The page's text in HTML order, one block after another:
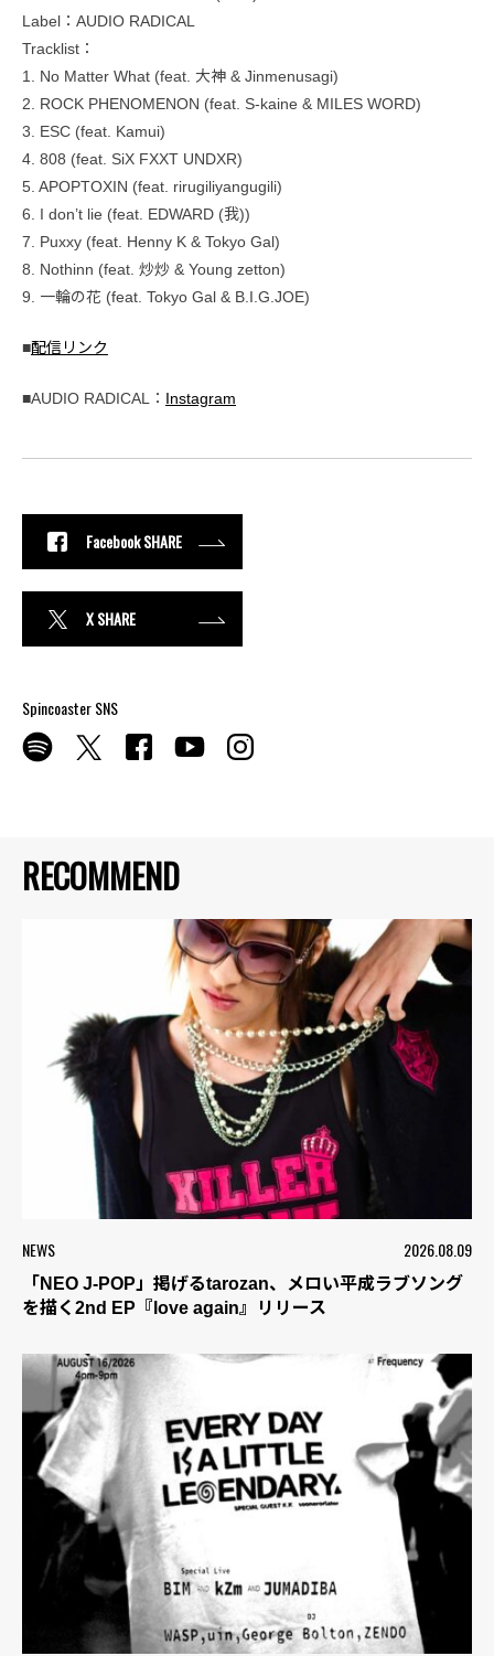
RECOMMEND
NEWS 2026.08.09
「NEO J-POP」掲げるtarozan、メロい平成ラブソング
を描く2nd EP『love again』リリース
Label：AUDIO RADICAL
Tracklist：
1. No Matter What (feat. 大神 & Jinmenusagi)
2. ROCK PHENOMENON (feat. S-kaine & MILES WORD)
3. ESC (feat. Kamui)
4. 808 (feat. SiX FXXT UNDXR)
5. APOPTOXIN (feat. rirugiliyangugili)
6. I don’t lie (feat. EDWARD (我))
7. Puxxy (feat. Henny K & Tokyo Gal)
8. Nothinn (feat. 炒炒 & Young zetton)
9. 一輪の花 (feat. Tokyo Gal & B.I.G.JOE)
■配信リンク
■AUDIO RADICAL： Instagram
Facebook SHARE
X SHARE
Spincoaster SNS